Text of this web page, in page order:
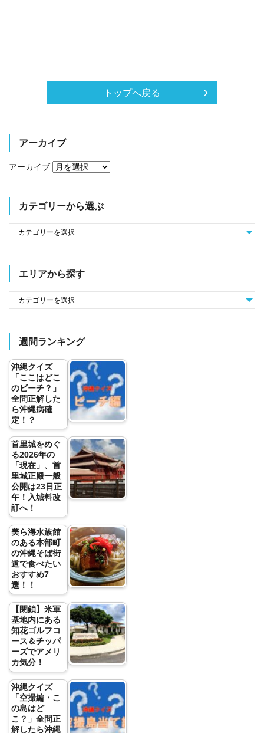
トップへ戻る
アーカイブ
アーカイブ
カテゴリーから選ぶ
エリアから探す
週間ランキング
沖縄クイズ
「ここはどこ
のビーチ？」
全問正解した
ら沖縄病確
定！？
首里城をめぐ
る2026年の
「現在」、首
里城正殿一般
公開は23日正
午！入城料改
訂へ！
美ら海水族館
のある本部町
の沖縄そば街
道で食べたい
おすすめ7
選！！
【閉鎖】米軍
基地内にある
知花ゴルフコ
ース＆チッパ
ーズでアメリ
カ気分！
沖縄クイズ
「空撮編・こ
の島はど
こ？」全問正
解したら沖縄